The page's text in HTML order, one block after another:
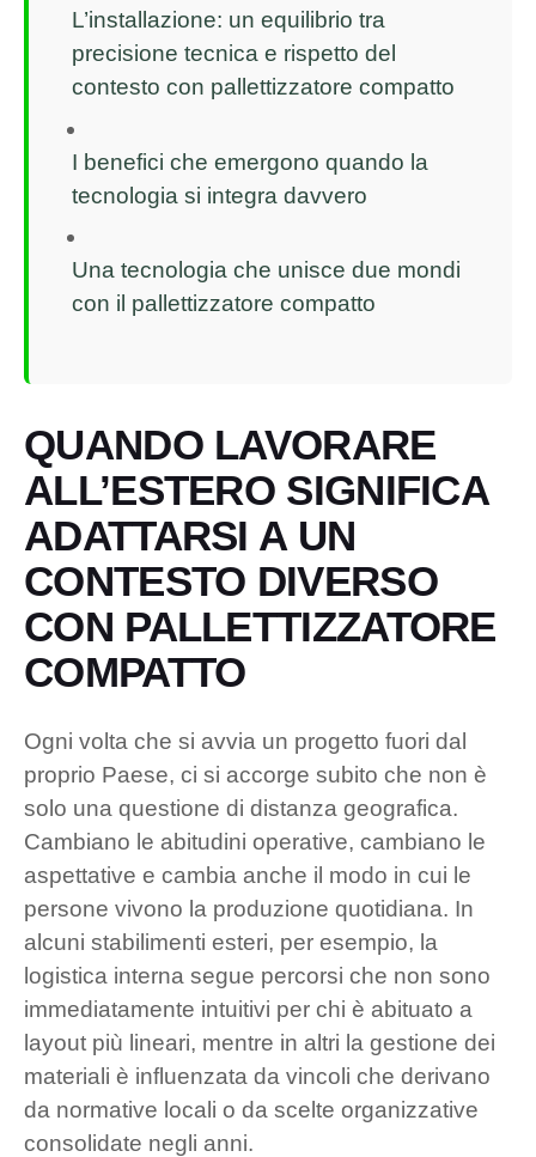
L’installazione: un equilibrio tra
precisione tecnica e rispetto del
contesto con pallettizzatore compatto
I benefici che emergono quando la
tecnologia si integra davvero
Una tecnologia che unisce due mondi
con il pallettizzatore compatto
QUANDO LAVORARE
ALL’ESTERO SIGNIFICA
ADATTARSI A UN
CONTESTO DIVERSO
CON PALLETTIZZATORE
COMPATTO
Ogni volta che si avvia un progetto fuori dal
proprio Paese, ci si accorge subito che non è
solo una questione di distanza geografica.
Cambiano le abitudini operative, cambiano le
aspettative e cambia anche il modo in cui le
persone vivono la produzione quotidiana. In
alcuni stabilimenti esteri, per esempio, la
logistica interna segue percorsi che non sono
immediatamente intuitivi per chi è abituato a
layout più lineari, mentre in altri la gestione dei
materiali è influenzata da vincoli che derivano
da normative locali o da scelte organizzative
consolidate negli anni.